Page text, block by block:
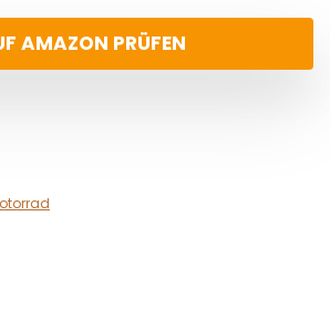
AMAZON PRÜFEN